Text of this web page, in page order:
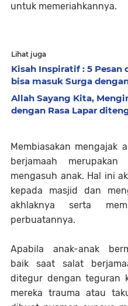
untuk memeriahkannya.
Lihat juga
Kisah Inspiratif : 5 Pesan
bisa masuk Surga
Allah Sayang Kita,
dengan Rasa Lapar
Membiasakan mengajak
berjamaah
mengasuh anak. Hal ini
kepada masjid dan
akhlaknya serta
perbuatannya.
Apabila anak-anak
baik saat salat
ditegur dengan teguran
mereka trauma atau